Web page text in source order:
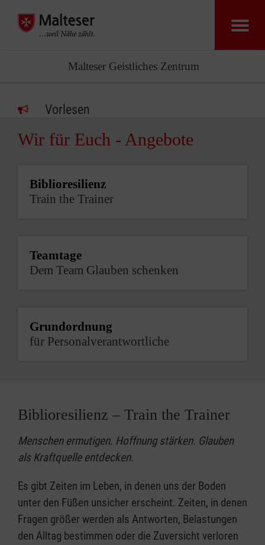
Malteser Geistliches Zentrum
Vorlesen
Wir für Euch - Angebote
Biblioresilienz
Train the Trainer
Teamtage
Dem Team Glauben schenken
Grundordnung
für Personalverantwortliche
Biblioresilienz – Train the Trainer
Menschen ermutigen. Hoffnung stärken. Glauben
als Kraftquelle entdecken.
Es gibt Zeiten im Leben, in denen uns der Boden
unter den Füßen unsicher erscheint. Zeiten, in denen
Fragen größer werden als Antworten, Belastungen
den Alltag bestimmen oder die Zuversicht verloren